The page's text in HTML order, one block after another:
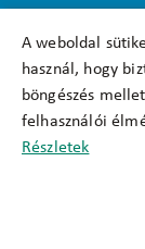
A weboldal
használ, hogy
böngészés
felhasználói
Részletek